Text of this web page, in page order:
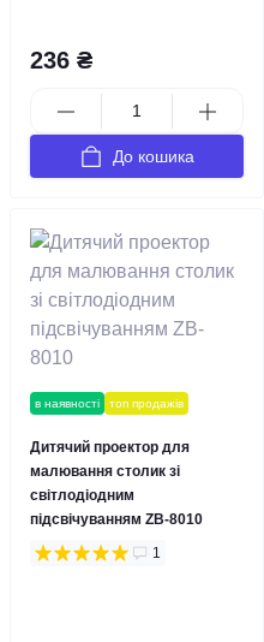
236 ₴
До кошика
в наявності топ продажів
Дитячий проектор для
малювання столик зі
світлодіодним
підсвічуванням ZB-8010
1